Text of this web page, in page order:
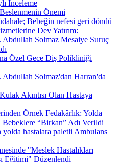
İnceleme
Önemi
Bebeğin nefesi geri döndü
Dev Yatırım:
Solmaz Mesaiye Suruç
Özel Gece Diş Polikliniği
Solmaz'dan Harran'da
Akıntısı Olan Hastaya
Örnek Fedakârlık: Yolda
“Birkan” Adı Verildi
yolda hastalara paletli Ambulans
"Meslek Hastalıkları
Eğitimi" Düzenlendi